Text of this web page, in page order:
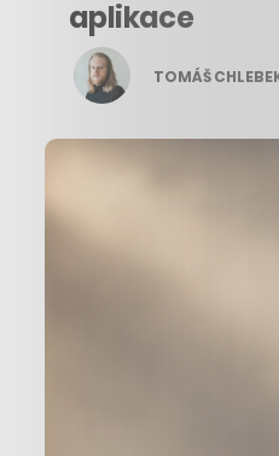
aplikace
TOMÁŠ